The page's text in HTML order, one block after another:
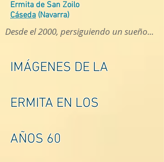
Ermita de San Zoilo
Cáseda (Navarra)
Desde el 2000, persiguiendo un sueño...
IMÁGENES DE LA
ERMITA EN LOS
AÑOS 60